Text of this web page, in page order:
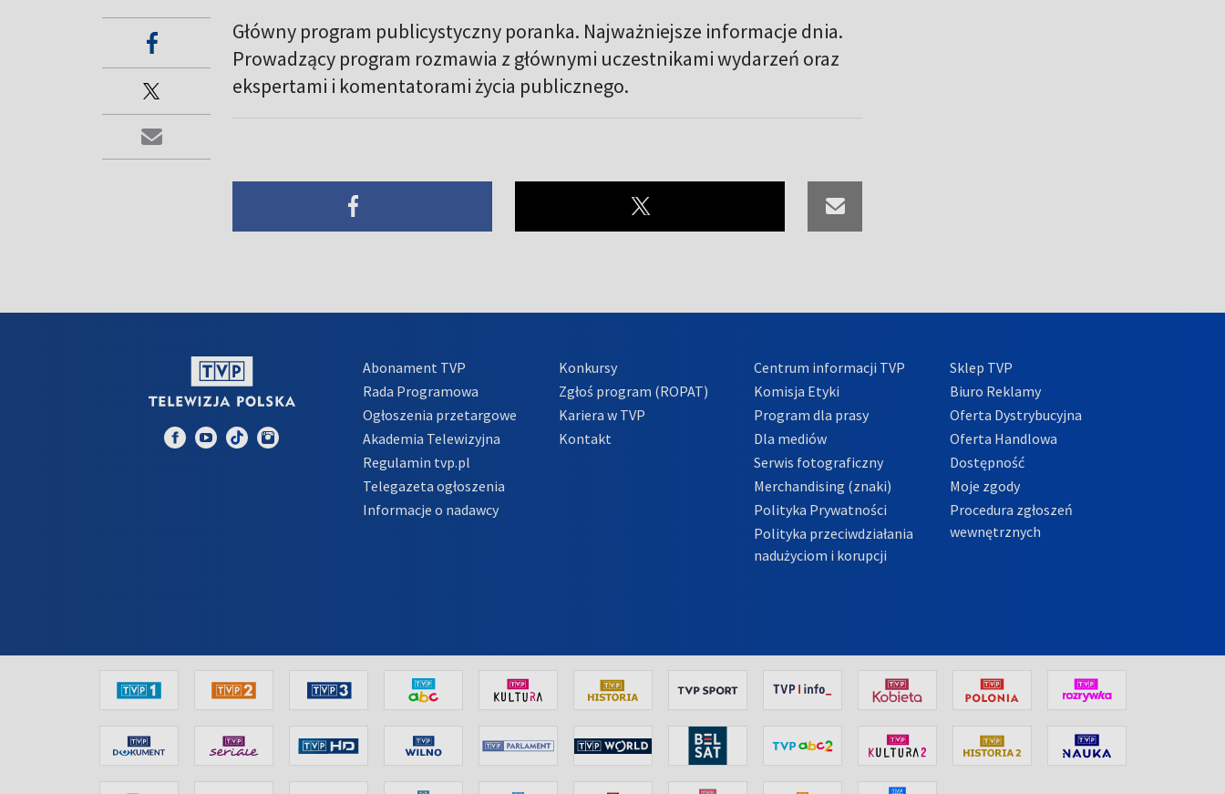
Główny program publicystyczny poranka. Najważniejsze informacje dnia.
Prowadzący program rozmawia z głównymi uczestnikami wydarzeń oraz
ekspertami i komentatorami życia publicznego.
Abonament TVP
Rada Programowa
Ogłoszenia przetargowe
Akademia Telewizyjna
Regulamin tvp.pl
Telegazeta ogłoszenia
Informacje o nadawcy
Konkursy
Zgłoś program (ROPAT)
Kariera w TVP
Kontakt
Centrum informacji TVP
Komisja Etyki
Program dla prasy
Dla mediów
Serwis fotograficzny
Merchandising (znaki)
Polityka Prywatności
Polityka przeciwdziałania
nadużyciom i korupcji
Sklep TVP
Biuro Reklamy
Oferta Dystrybucyjna
Oferta Handlowa
Dostępność
Moje zgody
Procedura zgłoszeń
wewnętrznych